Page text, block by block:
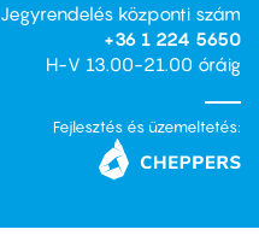
Jegyrendelés központi szám
+36 1 224 5650
H-V 13.00-21.00 óráig
Fejlesztés és üzemeltetés: